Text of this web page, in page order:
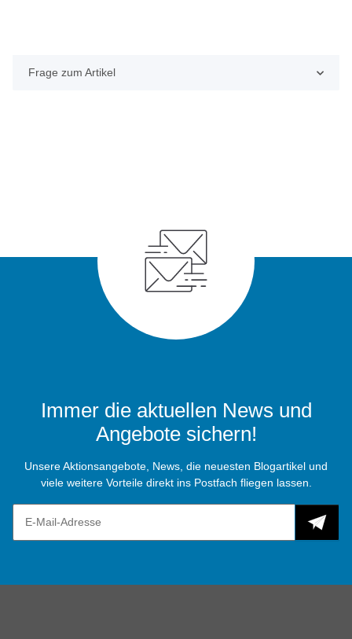
Frage zum Artikel
Immer die aktuellen News und
Angebote sichern!
Unsere Aktionsangebote, News, die neuesten Blogartikel und
viele weitere Vorteile direkt ins Postfach fliegen lassen.